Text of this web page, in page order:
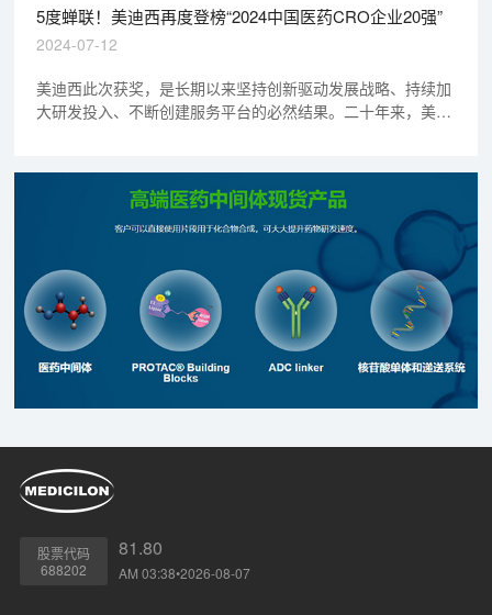
5度蝉联！美迪西再度登榜“2024中国医药CRO企业20强”
2024-07-12
美迪西此次获奖，是长期以来坚持创新驱动发展战略、持续加
大研发投入、不断创建服务平台的必然结果。二十年来，美迪
胞与基因治疗（CGT）等，搭建起完善的创新服务平台，为众
多合作伙伴提供了专业的技术支持。
股票代码
688202
81.80
AM 03:38•2026-08-07